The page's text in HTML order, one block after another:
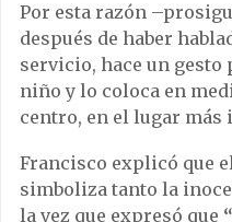
Por esta razón
después de haber
servicio, hace un
niño y lo coloca en
centro, en el lugar más
Francisco explicó que
simboliza tanto la
la vez que expresó que